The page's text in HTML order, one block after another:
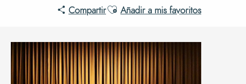
CompartirAjouter aux favoris
Añadir a mis favoritos